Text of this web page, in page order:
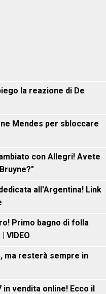
la reazione di De
Mendes per sbloccare
con Allegri! Avete
all'Argentina! Link
Primo bagno di folla
VIDEO
ma resterà sempre in
in vendita online! Ecco il